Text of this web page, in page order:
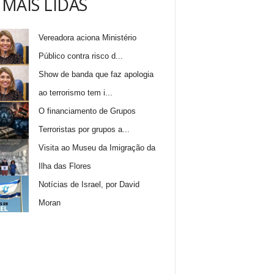
LIDAS
Vereadora aciona Ministério
Público contra risco d...
Show de banda que faz apologia
ao terrorismo tem i...
O financiamento de Grupos
Terroristas por grupos a...
Visita ao Museu da Imigração da
Ilha das Flores
Notícias de Israel, por David
Moran